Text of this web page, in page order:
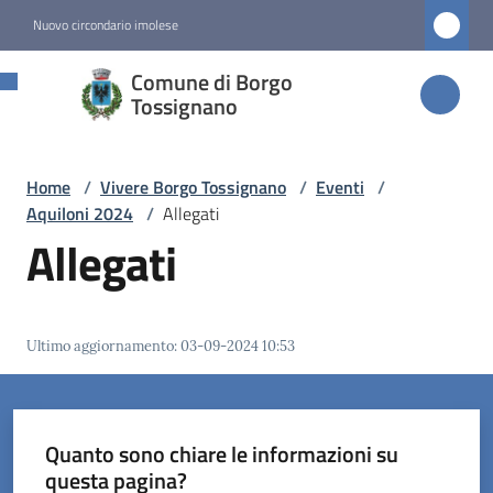
Nuovo circondario imolese
Comune di Borgo
Tossignano
Comune di
Borgo
Servizi
Vivere
Borgo
Tossignano
Home / Vivere Borgo Tossignano / Eventi /
Aquiloni 2024 / Allegati
Allegati
Ultimo aggiornamento:03-09-2024 10:53
Quanto sono chiare le informazioni su
questa pagina?